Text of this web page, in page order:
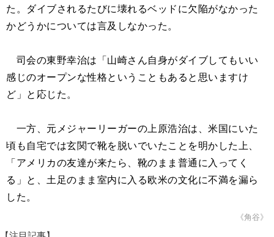
た。ダイブされるたびに壊れるベッドに欠陥がなかった
かどうかについては言及しなかった。
司会の東野幸治は「山崎さん自身がダイブしてもいい
感じのオープンな性格ということもあると思いますけ
ど」と応じた。
一方、元メジャーリーガーの上原浩治は、米国にいた
頃も自宅では玄関で靴を脱いでいたことを明かした上、
「アメリカの友達が来たら、靴のまま普通に入ってく
る」と、土足のまま室内に入る欧米の文化に不満を漏ら
した。
《角谷》